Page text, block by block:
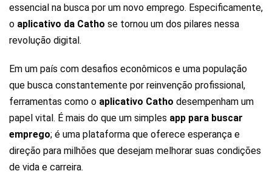
essencial na busca por um novo emprego. Especificamente,
o aplicativo da Catho se tornou um dos pilares nessa
revolução digital.
Em um país com desafios econômicos e uma população
que busca constantemente por reinvenção profissional,
ferramentas como o aplicativo Catho desempenham um
papel vital. É mais do que um simples app para buscar
emprego; é uma plataforma que oferece esperança e
direção para milhões que desejam melhorar suas condições
de vida e carreira.